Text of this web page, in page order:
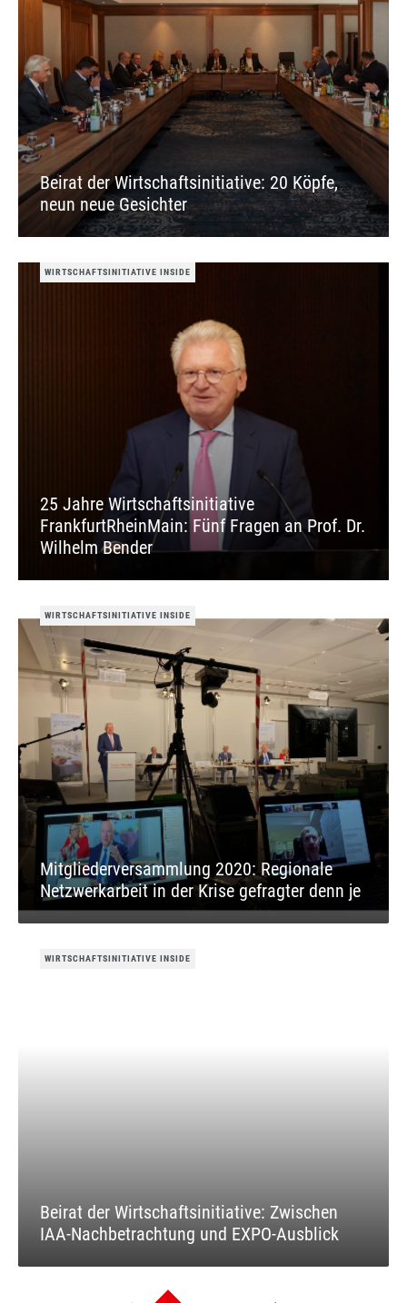
Beirat der Wirtschaftsinitiative: 20 Köpfe,
neun neue Gesichter
WIRTSCHAFTSINITIATIVE INSIDE
25 Jahre Wirtschaftsinitiative
FrankfurtRheinMain: Fünf Fragen an Prof. Dr.
Wilhelm Bender
WIRTSCHAFTSINITIATIVE INSIDE
Mitgliederversammlung 2020: Regionale
Netzwerkarbeit in der Krise gefragter denn je
WIRTSCHAFTSINITIATIVE INSIDE
Beirat der Wirtschaftsinitiative: Zwischen
IAA-Nachbetrachtung und EXPO-Ausblick